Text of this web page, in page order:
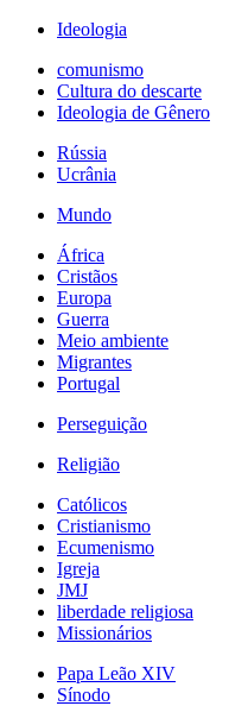
Ideologia
comunismo
Cultura do descarte
Ideologia de Gênero
Rússia
Ucrânia
Mundo
África
Cristãos
Europa
Guerra
Meio ambiente
Migrantes
Portugal
Perseguição
Religião
Católicos
Cristianismo
Ecumenismo
Igreja
JMJ
liberdade religiosa
Missionários
Papa Leão XIV
Sínodo